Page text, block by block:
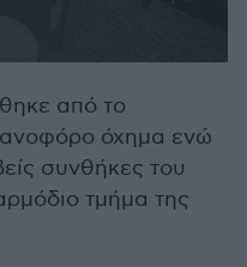
από το
όχημα ενώ
συνθήκες του
τμήμα της